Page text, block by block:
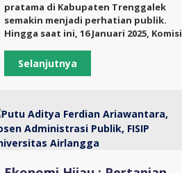
pratama di Kabupaten Trenggalek
semakin menjadi perhatian publik.
Hingga saat ini, 16 Januari 2025, Komisi
Selanjutnya